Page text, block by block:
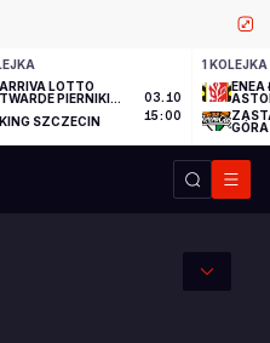
ARRIVA LOTTO
TWARDE PIERNIKI
KING SZCZECIN
03.10
15:00
1 KOLEJKA
ENEA
GÓRA